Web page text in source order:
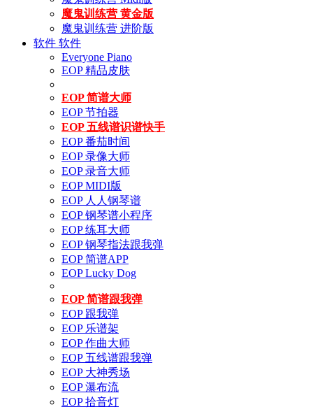
魔鬼训练营 黄金版
魔鬼训练营 进阶版
软件 软件
Everyone Piano
EOP 精品皮肤
EOP 简谱大师
EOP 节拍器
EOP 五线谱识谱快手
EOP 番茄时间
EOP 录像大师
EOP 录音大师
EOP MIDI版
EOP 人人钢琴谱
EOP 钢琴谱小程序
EOP 练耳大师
EOP 钢琴指法跟我弹
EOP 简谱APP
EOP Lucky Dog
EOP 简谱跟我弹
EOP 跟我弹
EOP 乐谱架
EOP 作曲大师
EOP 五线谱跟我弹
EOP 大神秀场
EOP 瀑布流
EOP 拾音灯